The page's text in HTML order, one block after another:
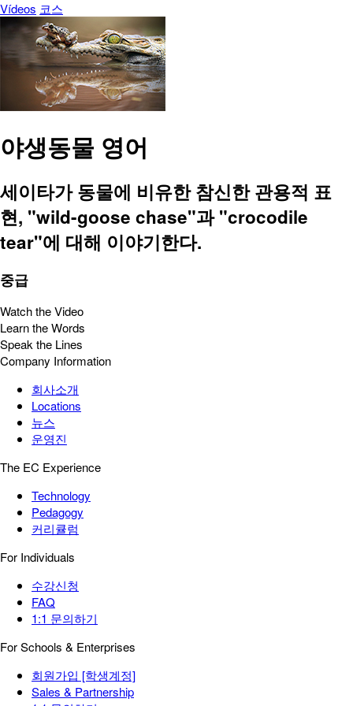
Vídeos 코스
야생동물 영어
세이타가 동물에 비유한 참신한 관용적 표
현, "wild-goose chase"과 "crocodile
tear"에 대해 이야기한다.
중급
Watch the Video
Learn the Words
Speak the Lines
Company Information
회사소개
Locations
뉴스
운영진
The EC Experience
Technology
Pedagogy
커리큘럼
For Individuals
수강신청
FAQ
1:1 문의하기
For Schools & Enterprises
회원가입 [학생계정]
Sales & Partnership